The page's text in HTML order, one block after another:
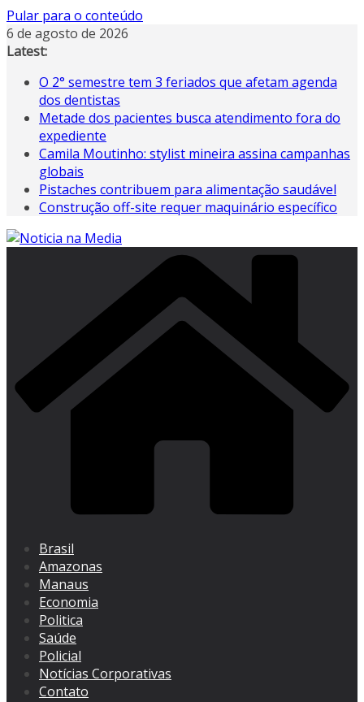
Pular para o conteúdo
6 de agosto de 2026
Latest:
O 2° semestre tem 3 feriados que afetam agenda
dos dentistas
Metade dos pacientes busca atendimento fora do
expediente
Camila Moutinho: stylist mineira assina campanhas
globais
Pistaches contribuem para alimentação saudável
Construção off-site requer maquinário específico
Brasil
Amazonas
Manaus
Economia
Politica
Saúde
Policial
Notícias Corporativas
Contato